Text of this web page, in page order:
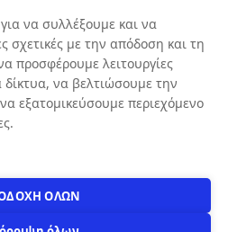
να συλλέξουμε και να
σχετικές με την απόδοση και τη
προσφέρουμε λειτουργίες
δίκτυα, να βελτιώσουμε την
εξατομικεύσουμε περιεχόμενο
ΟΛΩΝ